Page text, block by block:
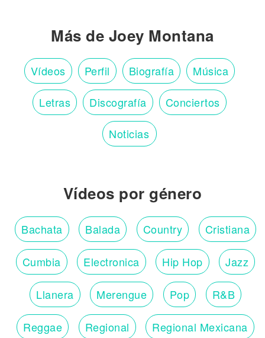
Más de Joey Montana
Vídeos Perfil Biografía Música
Letras Discografía Conciertos
Noticias
Vídeos por género
Bachata Balada Country Cristiana
Cumbia Electronica Hip Hop Jazz
Llanera Merengue Pop R&B
Reggae Regional Regional Mexicana